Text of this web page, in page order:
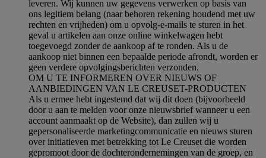
leveren. Wij kunnen uw gegevens verwerken op basis van
ons legitiem belang (naar behoren rekening houdend met uw
rechten en vrijheden) om u opvolg-e-mails te sturen in het
geval u artikelen aan onze online winkelwagen hebt
toegevoegd zonder de aankoop af te ronden. Als u de
aankoop niet binnen een bepaalde periode afrondt, worden er
geen verdere opvolgingsberichten verzonden.
OM U TE INFORMEREN OVER NIEUWS OF
AANBIEDINGEN VAN LE CREUSET-PRODUCTEN
Als u ermee hebt ingestemd dat wij dit doen (bijvoorbeeld
door u aan te melden voor onze nieuwsbrief wanneer u een
account aanmaakt op de Website), dan zullen wij u
gepersonaliseerde marketingcommunicatie en nieuws sturen
over initiatieven met betrekking tot Le Creuset die worden
gepromoot door de dochterondernemingen van de groep, en